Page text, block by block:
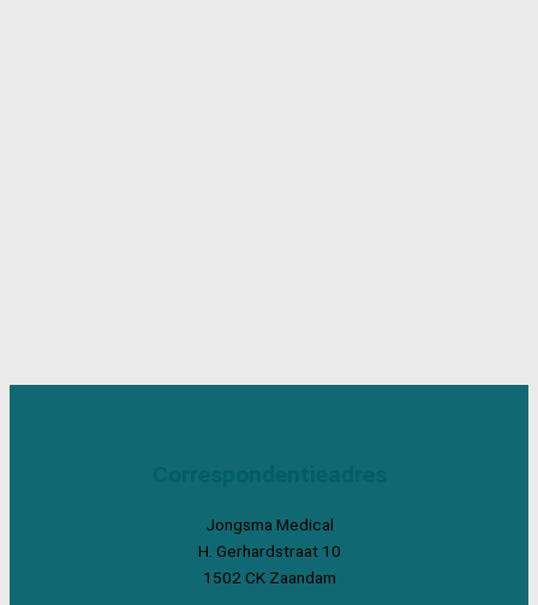
Jongsma Medical
H. Gerhardstraat 10
1502 CK Zaandam